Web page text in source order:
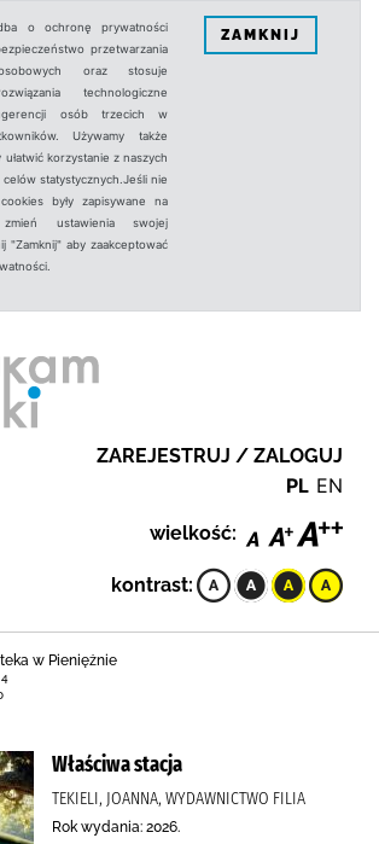
o ochronę prywatności
przetwarzania
oraz stosuje
technologiczne
osób trzecich w
Używamy także
korzystanie z naszych
statystycznych.Jeśli nie
były zapisywane na
ustawienia swojej
"Zamknij" aby zaakceptować
ZAMKNIJ
ZAREJESTRUJ / ZALOGUJ
PL EN
wielkość:
kontrast:
w Pieniężnie
Właściwa stacja
TEKIELI, JOANNA, WYDAWNICTWO FILIA
Rok wydania: 2026.